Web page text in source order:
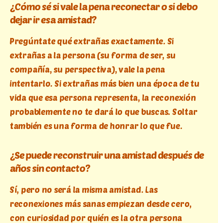
¿Cómo sé si vale la pena reconectar o si debo
dejar ir esa amistad?
Pregúntate qué extrañas exactamente. Si
extrañas a la persona (su forma de ser, su
compañía, su perspectiva), vale la pena
intentarlo. Si extrañas más bien una época de tu
vida que esa persona representa, la reconexión
probablemente no te dará lo que buscas. Soltar
también es una forma de honrar lo que fue.
¿Se puede reconstruir una amistad después de
años sin contacto?
Sí, pero no será la misma amistad. Las
reconexiones más sanas empiezan desde cero,
con curiosidad por quién es la otra persona